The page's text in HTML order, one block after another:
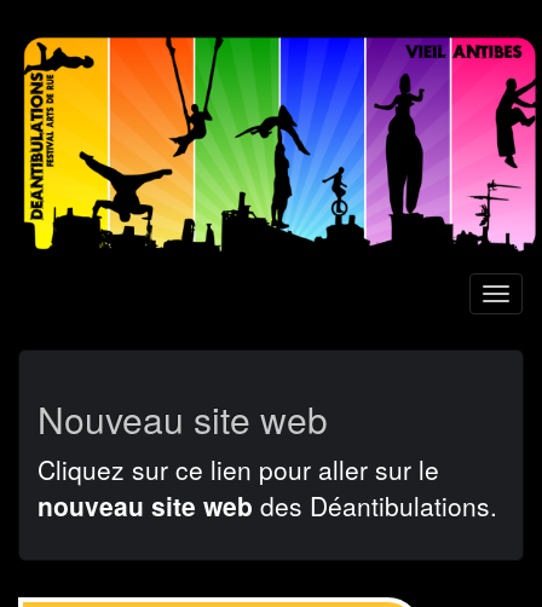
Aller
contenu
principal
Nouveau site web
Cliquez sur ce lien pour aller sur le
nouveau site web des Déantibulations.